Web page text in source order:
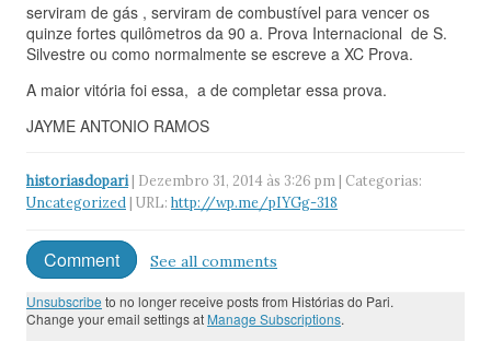
serviram de gás , serviram de combustível para vencer os
quinze fortes quilômetros da 90 a. Prova Internacional de S.
Silvestre ou como normalmente se escreve a XC Prova.
A maior vitória foi essa, a de completar essa prova.
JAYME ANTONIO RAMOS
historiasdopari| Dezembro 31, 2014 às 3:26 pm | Categorias:
Uncategorized | URL: http://wp.me/pIYGg-318
Comment See all comments
Unsubscribe to no longer receive posts from Histórias do Pari.
Change your email settings at Manage Subscriptions.